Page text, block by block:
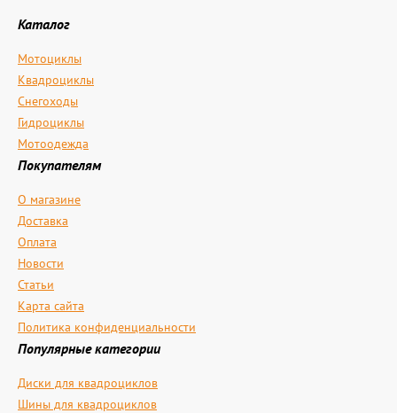
Каталог
Мотоциклы
Квадроциклы
Снегоходы
Гидроциклы
Мотоодежда
Покупателям
О магазине
Доставка
Оплата
Новости
Статьи
Карта сайта
Политика конфиденциальности
Популярные категории
Диски для квадроциклов
Шины для квадроциклов